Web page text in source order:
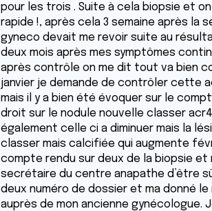
pour les trois . Suite à cela biopsie et
rapide !, après cela 3 semaine après la
gyneco devait me revoir suite au
deux mois après mes symptômes
après contrôle on me dit tout va bien
janvier je demande de contrôler cette
mais il y a bien été évoquer sur le
droit sur le nodule nouvelle classer
également celle ci a diminuer mais la
classer mais calcifiée qui augmente
compte rendu sur deux de la biopsie et
secrétaire du centre anapathe d’être
deux numéro de dossier et ma donné
auprès de mon ancienne gynécologue.